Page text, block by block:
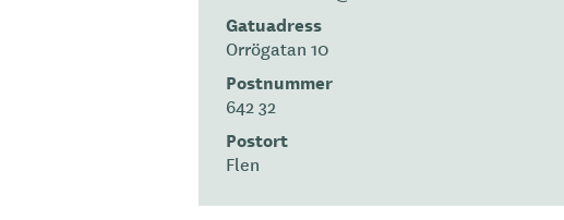
Gatuadress
Orrögatan 10
Postnummer
642 32
Postort
Flen